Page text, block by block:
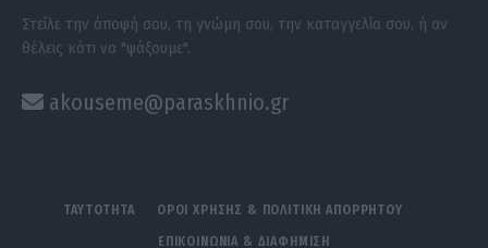
Στείλε την άποψή σου, τη γνώμη σου, την καταγγελία σου, ή αν
θέλεις κάτι να "ψάξουμε".
akouseme@paraskhnio.gr
ΤΑΥΤΟΤΗΤΑ ΟΡΟΙ ΧΡΗΣΗΣ & ΠΟΛΙΤΙΚΗ ΑΠΟΡΡΗΤΟΥ
ΕΠΙΚΟΙΝΩΝΙΑ & ΔΙΑΦΗΜΙΣΗ